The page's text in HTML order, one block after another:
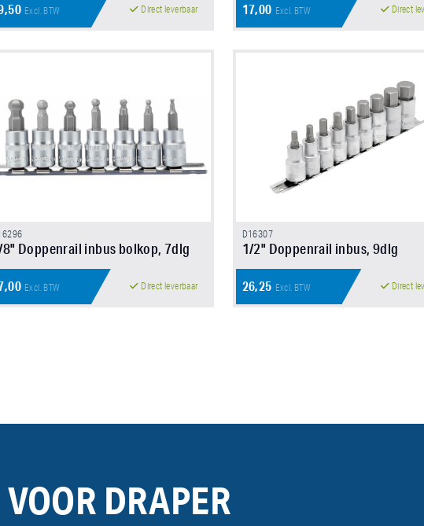
Excl. BTW Direct leverbaar 17,00 Excl. BTW Direct
Doppenrail inbus bolkop, 7dlg
Excl. BTW Direct leverbaar
D16307
1/2" Doppenrail inbus, 9dlg
26,25 Excl. BTW Direct
DRAPER